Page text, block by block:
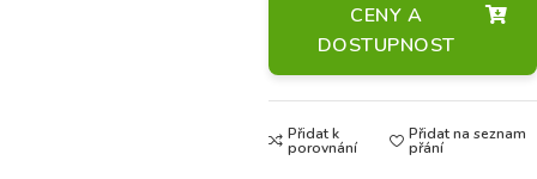
CENY A
DOSTUPNOST
Přidat k
porovnání
Přidat na seznam
přání